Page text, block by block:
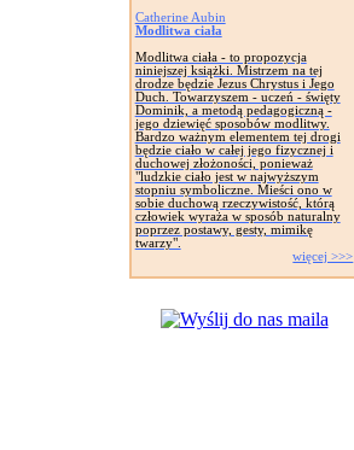
Catherine Aubin
Modlitwa ciała
Modlitwa ciała - to propozycja
niniejszej książki. Mistrzem na tej
drodze będzie Jezus Chrystus i Jego
Duch. Towarzyszem - uczeń - święty
Dominik, a metodą pedagogiczną -
jego dziewięć sposobów modlitwy.
Bardzo ważnym elementem tej drogi
będzie ciało w całej jego fizycznej i
duchowej złożoności, ponieważ
"ludzkie ciało jest w najwyższym
stopniu symboliczne. Mieści ono w
sobie duchową rzeczywistość, którą
człowiek wyraża w sposób naturalny
poprzez postawy, gesty, mimikę
twarzy".
więcej >>>